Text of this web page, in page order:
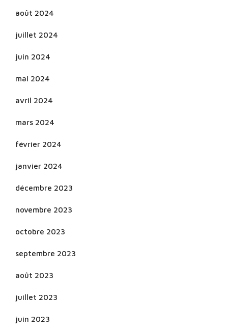
août 2024
juillet 2024
juin 2024
mai 2024
avril 2024
mars 2024
février 2024
janvier 2024
décembre 2023
novembre 2023
octobre 2023
septembre 2023
août 2023
juillet 2023
juin 2023